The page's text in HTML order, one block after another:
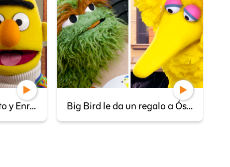
Un acuerdo entre Beto y Enrique Big Bird le da un regalo a Óscar